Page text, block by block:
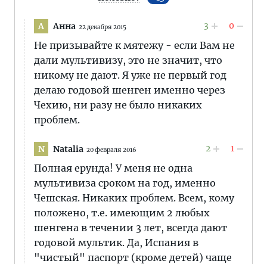
А Анна 22 декабря 2015 3 0
Не призывайте к мятежу - если Вам не
дали мультивизу, это не значит, что
никому не дают. Я уже не первый год
делаю годовой шенген именно через
Чехию, ни разу не было никаких
проблем.
N Natalia 20 февраля 2016 2 1
Полная ерунда! У меня не одна
мультивиза сроком на год, именно
Чешская. Никаких проблем. Всем, кому
положено, т.е. имеющим 2 любых
шенгена в течении 3 лет, всегда дают
годовой мультик. Да, Испания в
"чистый" паспорт (кроме детей) чаще